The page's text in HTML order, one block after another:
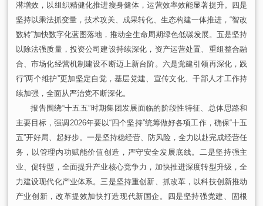
潜增效，以组织精健化推进瘦身健体，运营效率效能显著提升。
四是
坚持以乘法抓变量，技术攻关、成果转化、生态构建一体推进，“智改
数转”加快数字化蓝图落地，推动全生命周期绿色低碳发展。五是坚持
以除法强质量，投资公司建设持续深化，资产运营处置、重组整合融
合、市场化经营机制建设不断迈上新台阶。 六是党建引领再深化，践
行“两个维护”更加坚定自觉，基层党建、宣传文化、干部人才工作持
续加强，全面从严治党不断深化。
报告围绕“十五五”时期集团发展面临的阶段性特征、总体思路和
主要目标，强调2026年要以“四个坚持”统筹做好各项工作，确保“十五
五”开好局、起好步。 一是坚持稳经营、防风险，全力以赴完成经营任
务，以管理内功赋能价值创造，严守安全发展底线。二是坚持强主
业、促转型， 全面提升产业核心竞争力，加快推进深度转型升级，全
力建设现代化产业体系。三是坚持重创新、 抓改革， 以科技创新推动
产业创新，改革提效加快打造现代新国企。
四是坚持强党建、固根